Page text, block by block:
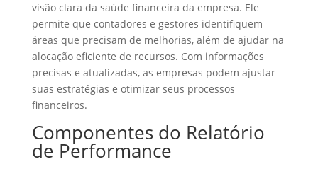
visão clara da saúde financeira da empresa. Ele
permite que contadores e gestores identifiquem
áreas que precisam de melhorias, além de ajudar na
alocação eficiente de recursos. Com informações
precisas e atualizadas, as empresas podem ajustar
suas estratégias e otimizar seus processos
financeiros.
Componentes do Relatório
de Performance